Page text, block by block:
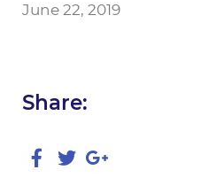
June 22, 2019
Share: